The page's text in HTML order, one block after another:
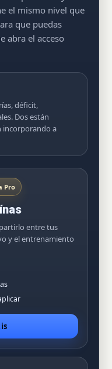
el mismo nivel que
que puedas
abra el acceso
déficit,
Dos están
incorporando a
Pro
entre tus
y el entrenamiento